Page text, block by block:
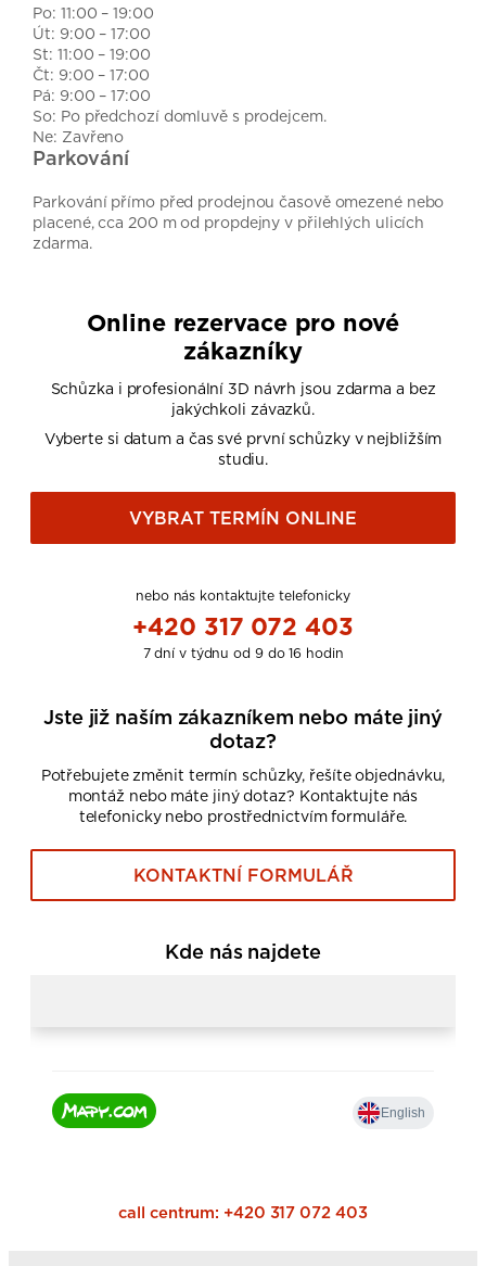
Po: 11:00 – 19:00
Út: 9:00 – 17:00
St: 11:00 – 19:00
Čt: 9:00 – 17:00
Pá: 9:00 – 17:00
So: Po předchozí domluvě s prodejcem.
Ne: Zavřeno
Parkování
Parkování přímo před prodejnou časově omezené nebo
placené, cca 200 m od propdejny v přilehlých ulicích
zdarma.
Online rezervace pro nové
zákazníky
Schůzka i profesionální 3D návrh jsou zdarma a bez
jakýchkoli závazků.
Vyberte si datum a čas své první schůzky v nejbližším
studiu.
VYBRAT TERMÍN ONLINE
nebo nás kontaktujte telefonicky
+420 317 072 403
7 dní v týdnu od 9 do 16 hodin
Jste již naším zákazníkem nebo máte jiný
dotaz?
Potřebujete změnit termín schůzky, řešíte objednávku,
montáž nebo máte jiný dotaz? Kontaktujte nás
telefonicky nebo prostřednictvím formuláře.
KONTAKTNÍ FORMULÁŘ
Kde nás najdete
call centrum: +420 317 072 403